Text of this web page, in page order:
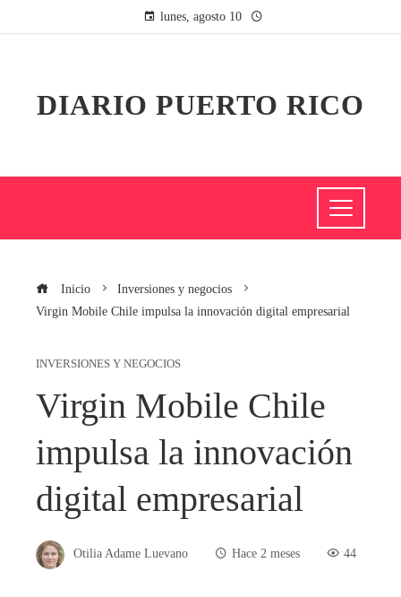
lunes, agosto 10
DIARIO PUERTO RICO
Inicio
Inversiones y negocios
Virgin Mobile Chile impulsa la innovación digital empresarial
INVERSIONES Y NEGOCIOS
Virgin Mobile Chile
impulsa la innovación
digital empresarial
Otilia Adame Luevano Hace 2 meses 44